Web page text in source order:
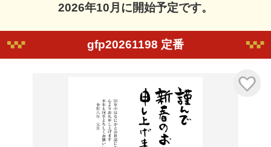
2026年10月に開始予定です。
gfp20261198 定番